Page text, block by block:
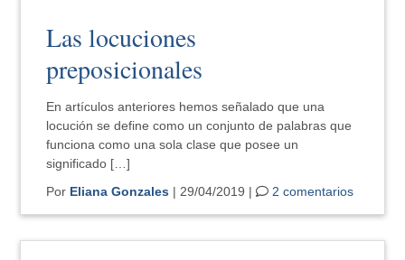
Las locuciones
preposicionales
En artículos anteriores hemos señalado que una
locución se define como un conjunto de palabras que
funciona como una sola clase que posee un
significado […]
Por Eliana Gonzales | 29/04/2019 | 2 comentarios